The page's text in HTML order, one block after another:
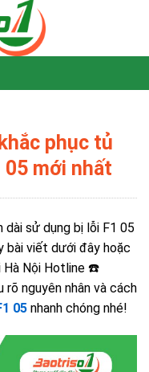
phục tủ
05 mới nhất
dài sử dụng bị lỗi F1 05
bài viết dưới đây hoặc
Nội Hotline ☎️
nguyên nhân và cách
05 nhanh chóng nhé!